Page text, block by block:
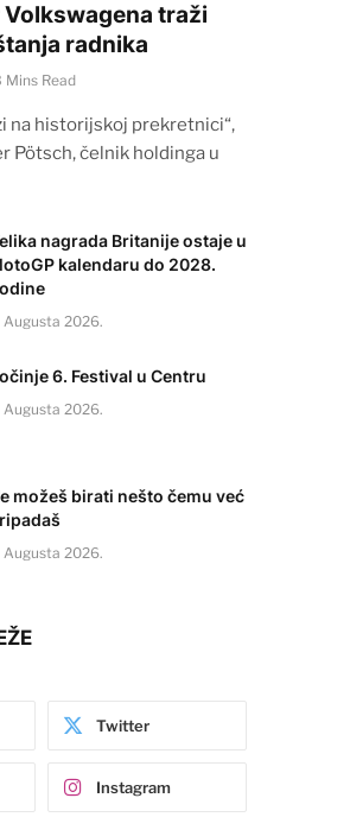
traži
radnika
Mins Read
na historijskoj prekretnici“,
Pötsch, čelnik holdinga u
nagrada Britanije ostaje u
kalendaru do 2028.
Augusta 2026.
6. Festival u Centru
Augusta 2026.
možeš birati nešto čemu već
Augusta 2026.
Twitter
Instagram